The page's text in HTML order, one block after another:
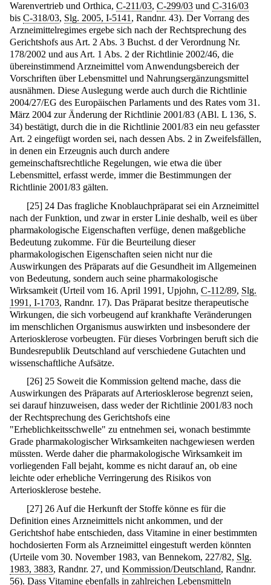
Warenvertrieb und Orthica, C-211/03, C-299/03 und C-316/03
bis C-318/03, Slg. 2005, I-5141 , Randnr. 43). Der Vorrang des
Arzneimittelregimes ergebe sich nach der Rechtsprechung des
Gerichtshofs aus Art. 2 Abs. 3 Buchst. d der Verordnung Nr.
178/2002 und aus Art. 1 Abs. 2 der Richtlinie 2002/46, die
übereinstimmend Arzneimittel vom Anwendungsbereich der
Vorschriften über Lebensmittel und Nahrungsergänzungsmittel
ausnähmen. Diese Auslegung werde auch durch die Richtlinie
2004/27/EG des Europäischen Parlaments und des Rates vom 31.
März 2004 zur Änderung der Richtlinie 2001/83 (ABl. L 136, S.
34) bestätigt, durch die in die Richtlinie 2001/83 ein neu gefasster
Art. 2 eingefügt worden sei, nach dessen Abs. 2 in Zweifelsfällen,
in denen ein Erzeugnis auch durch andere
gemeinschaftsrechtliche Regelungen, wie etwa die über
Lebensmittel, erfasst werde, immer die Bestimmungen der
Richtlinie 2001/83 gälten.
[25] 24 Das fragliche Knoblauchpräparat sei ein Arzneimittel
nach der Funktion, und zwar in erster Linie deshalb, weil es über
pharmakologische Eigenschaften verfüge, denen maßgebliche
Bedeutung zukomme. Für die Beurteilung dieser
pharmakologischen Eigenschaften seien nicht nur die
Auswirkungen des Präparats auf die Gesundheit im Allgemeinen
von Bedeutung, sondern auch seine pharmakologische
Wirksamkeit (Urteil vom 16. April 1991, Upjohn, C-112/89, Slg.
1991, I-1703, Randnr. 17). Das Präparat besitze therapeutische
Wirkungen, die sich vorbeugend auf krankhafte Veränderungen
im menschlichen Organismus auswirkten und insbesondere der
Arteriosklerose vorbeugten. Für dieses Vorbringen beruft sich die
Bundesrepublik Deutschland auf verschiedene Gutachten und
wissenschaftliche Aufsätze.
[26] 25 Soweit die Kommission geltend mache, dass die
Auswirkungen des Präparats auf Arteriosklerose begrenzt seien,
sei darauf hinzuweisen, dass weder der Richtlinie 2001/83 noch
der Rechtsprechung des Gerichtshofs eine
"Erheblichkeitsschwelle" zu entnehmen sei, wonach bestimmte
Grade pharmakologischer Wirksamkeiten nachgewiesen werden
müssten. Werde daher die pharmakologische Wirksamkeit im
vorliegenden Fall bejaht, komme es nicht darauf an, ob eine
leichte oder erhebliche Verringerung des Risikos von
Arteriosklerose bestehe.
[27] 26 Auf die Herkunft der Stoffe könne es für die
Definition eines Arzneimittels nicht ankommen, und der
Gerichtshof habe entschieden, dass Vitamine in einer bestimmten
hochdosierten Form als Arzneimittel eingestuft werden könnten
(Urteile vom 30. November 1983, van Bennekom, 227/82, Slg.
1983, 3883, Randnr. 27, und Kommission/Deutschland, Randnr.
56). Dass Vitamine ebenfalls in zahlreichen Lebensmitteln